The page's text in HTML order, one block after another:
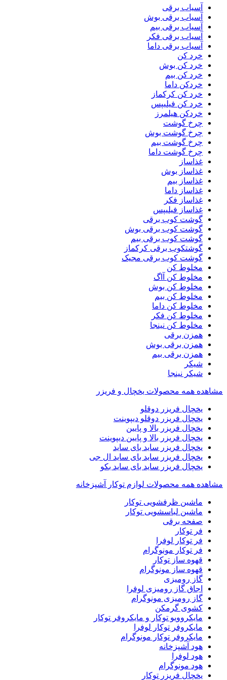
آسیاب برقی
آسیاب برقی بوش
آسیاب برقی بیم
آسیاب برقی فکر
آسیاب برقی داما
خرد کن
خرد کن بوش
خرد کن بیم
خردکن داما
خرد کن کرکماز
خرد کن فیلیپس
خردکن هیلمرز
چرخ گوشت
چرخ گوشت بوش
چرخ گوشت بیم
چرخ گوشت داما
غذاساز
غذاساز بوش
غذاساز بیم
غذاساز داما
غذاساز فکر
غذاساز فیلیپس
گوشت کوب برقی
گوشت کوب برقی بوش
گوشت کوب برقی بیم
گوشتکوب برقی کرکماز
گوشت کوب برقی مجیک
مخلوط کن
مخلوط کن آاگ
مخلوط کن بوش
مخلوط کن بیم
مخلوط کن داما
مخلوط کن فکر
مخلوط کن نینجا
همزن برقی
همزن برقی بوش
همزن برقی بیم
شیکر
شیکر نینجا
مشاهده همه محصولات یخچال و فریزر
یخچال فریزر دوقلو
یخچال فریزر دوقلو دیپوینت
یخچال فریزر بالا و پایین
یخچال فریزر بالا و پایین دیپوینت
یخچال فریزر ساید بای ساید
یخچال فریزر ساید بای ساید ال جی
یخچال فریزر ساید بای ساید بکو
مشاهده همه محصولات لوازم توکار آشپزخانه
ماشین ظرفشویی توکار
ماشین لباسشویی توکار
صفحه برقی
فر توکار
فر توکار لوفرا
فر توکار مونوگرام
قهوه ساز توکار
قهوه ساز مونوگرام
گاز رومیزی
اجاق گاز رومیزی لوفرا
گاز رومیزی مونوگرام
کشوی گرمکن
مایکروویو توکار و مایکروفر توکار
مایکروفر توکار لوفرا
مایکروفر توکار مونوگرام
هود آشپزخانه
هود لوفرا
هود مونوگرام
یخچال فریزر توکار